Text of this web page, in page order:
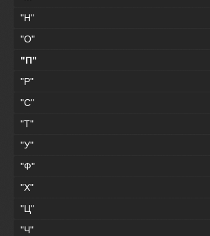
"Н"
"О"
"П"
"Р"
"С"
"Т"
"У"
"Ф"
"Х"
"Ц"
"Ч"